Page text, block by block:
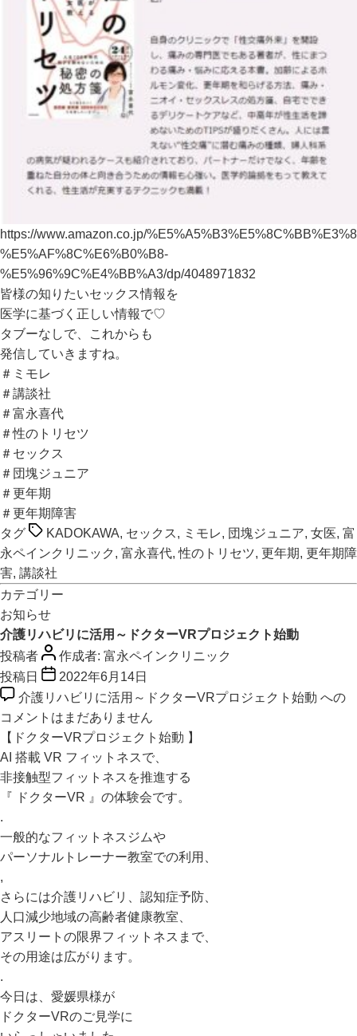
https://www.amazon.co.jp/
%E5%AF%8C%E6%B0%B8-
%E5%96%9C%E4%BB%A3/dp/4048971832
皆様の知りたいセックス情報を
医学に基づく正しい情報で♡
タブーなしで、これからも
発信していきますね。
＃ミモレ
＃講談社
＃富永喜代
＃性のトリセツ
＃セックス
＃団塊ジュニア
＃更年期
＃更年期障害
タグ
KADOKAWA, セックス, ミモレ, 団塊ジュニア, 女医, 富
永ペインクリニック , 富永喜代,性のトリセツ, 更年期, 更年期障
害, 講談社
カテゴリー
お知らせ
介護リハビリに活用～ドクターVRプロジェクト始動
投稿者
作成者: 富永ペインクリニック
投稿日
2022年6月14日
介護リハビリに活用～ドクターVRプロジェクト始動 への
コメントはまだありません
【ドクターVRプロジェクト始動 】
AI 搭載 VR フィットネスで、
非接触型フィットネスを推進する
『 ドクターVR 』の体験会です。
.
一般的なフィットネスジムや
パーソナルトレーナー教室での利用、
,
さらには介護リハビリ、認知症予防、
人口減少地域の高齢者健康教室、
アスリートの限界フィットネスまで、
その用途は広がります。
.
今日は、愛媛県様が
ドクターVRのご見学に